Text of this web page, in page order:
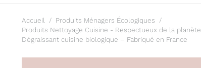
Accueil / Produits Ménagers Écologiques
/
Produits Nettoyage Cuisine - Respectueux de la planète
Dégraissant cuisine biologique – Fabriqué en France